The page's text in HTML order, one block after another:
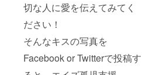
切な人に愛を伝えてみてく
ださい！
そんなキスの写真を
Facebook or Twitterで投稿す